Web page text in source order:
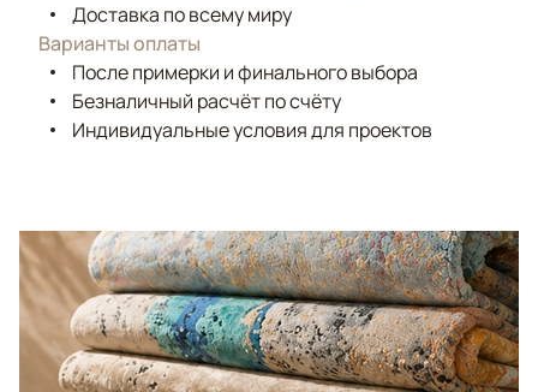
Доставка по всему миру
Варианты оплаты
После примерки и финального выбора
Безналичный расчёт по счёту
Индивидуальные условия для проектов